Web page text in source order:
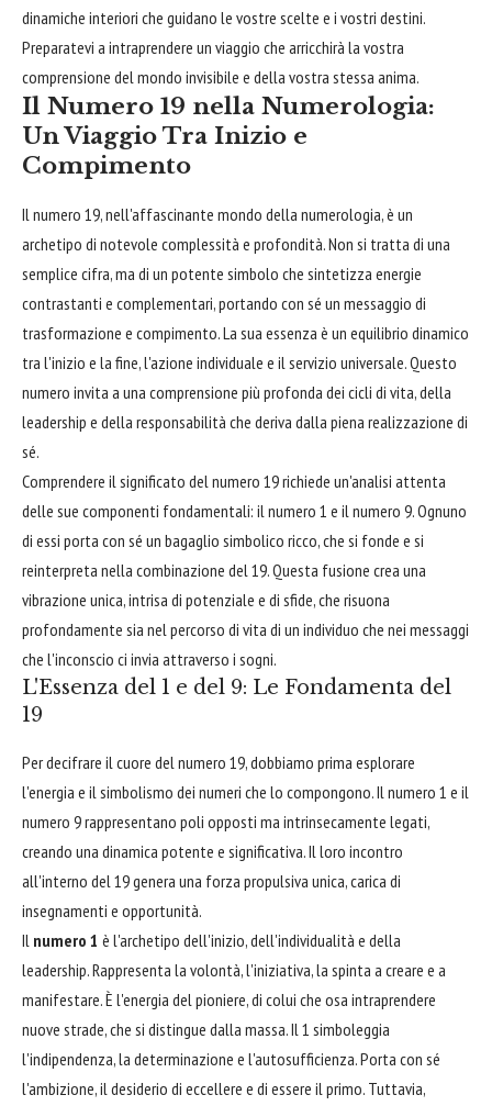
dinamiche interiori che guidano le vostre scelte e i vostri destini.
Preparatevi a intraprendere un viaggio che arricchirà la vostra
comprensione del mondo invisibile e della vostra stessa anima.
Il Numero 19 nella Numerologia:
Un Viaggio Tra Inizio e
Compimento
Il numero 19, nell'affascinante mondo della numerologia, è un
archetipo di notevole complessità e profondità. Non si tratta di una
semplice cifra, ma di un potente simbolo che sintetizza energie
contrastanti e complementari, portando con sé un messaggio di
trasformazione e compimento. La sua essenza è un equilibrio dinamico
tra l'inizio e la fine, l'azione individuale e il servizio universale. Questo
numero invita a una comprensione più profonda dei cicli di vita, della
leadership e della responsabilità che deriva dalla piena realizzazione di
sé.
Comprendere il significato del numero 19 richiede un'analisi attenta
delle sue componenti fondamentali: il numero 1 e il numero 9. Ognuno
di essi porta con sé un bagaglio simbolico ricco, che si fonde e si
reinterpreta nella combinazione del 19. Questa fusione crea una
vibrazione unica, intrisa di potenziale e di sfide, che risuona
profondamente sia nel percorso di vita di un individuo che nei messaggi
che l'inconscio ci invia attraverso i sogni.
L'Essenza del 1 e del 9: Le Fondamenta del
19
Per decifrare il cuore del numero 19, dobbiamo prima esplorare
l'energia e il simbolismo dei numeri che lo compongono. Il numero 1 e il
numero 9 rappresentano poli opposti ma intrinsecamente legati,
creando una dinamica potente e significativa. Il loro incontro
all'interno del 19 genera una forza propulsiva unica, carica di
insegnamenti e opportunità.
Il numero 1 è l'archetipo dell'inizio, dell'individualità e della
leadership. Rappresenta la volontà, l'iniziativa, la spinta a creare e a
manifestare. È l'energia del pioniere, di colui che osa intraprendere
nuove strade, che si distingue dalla massa. Il 1 simboleggia
l'indipendenza, la determinazione e l'autosufficienza. Porta con sé
l'ambizione, il desiderio di eccellere e di essere il primo. Tuttavia,